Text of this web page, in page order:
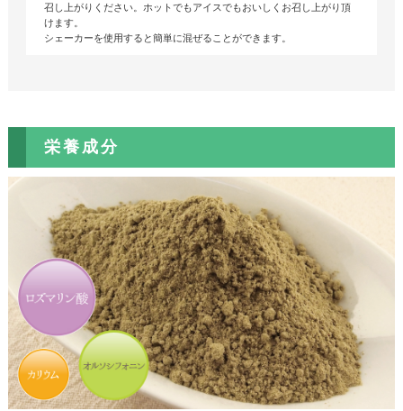
召し上がりください。ホットでもアイスでもおいしくお召し上がり頂
けます。
シェーカーを使用すると簡単に混ぜることができます。
栄養成分